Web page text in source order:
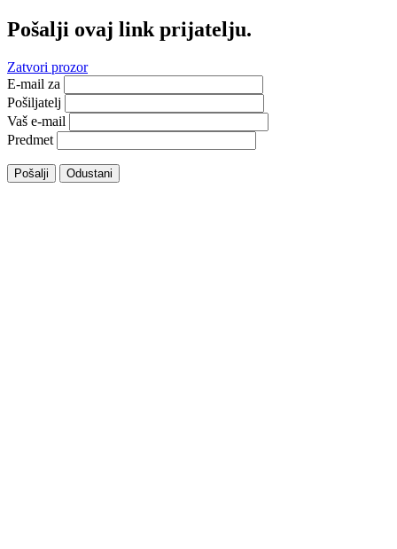
Pošalji ovaj link prijatelju.
Zatvori prozor
E-mail za
Pošiljatelj
Vaš e-mail
Predmet
Pošalji Odustani